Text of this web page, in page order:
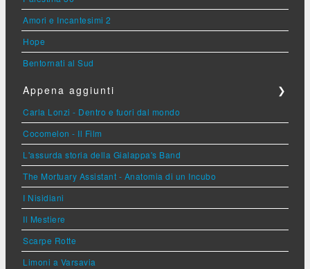
Amori e Incantesimi 2
Hope
Bentornati al Sud
Appena aggiunti ❯
Carla Lonzi - Dentro e fuori dal mondo
Cocomelon - Il Film
L'assurda storia della Gialappa's Band
The Mortuary Assistant - Anatomia di un Incubo
I Nisidiani
Il Mestiere
Scarpe Rotte
Limoni a Varsavia